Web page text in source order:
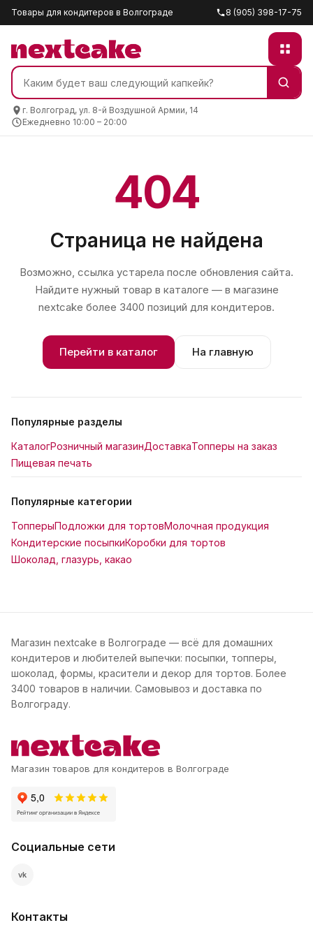
Товары для кондитеров в Волгограде 8 (905) 398-17-75
г. Волгоград, ул. 8-й Воздушной Армии, 14
Ежедневно 10:00 – 20:00
404
Страница не найдена
Возможно, ссылка устарела после обновления сайта.
Найдите нужный товар в каталоге — в магазине
nextcake более 3400 позиций для кондитеров.
Перейти в каталог На главную
Популярные разделы
КаталогРозничный магазинДоставкаТопперы на заказ
Пищевая печать
Популярные категории
ТопперыПодложки для тортовМолочная продукция
Кондитерские посыпкиКоробки для тортов
Шоколад, глазурь, какао
Магазин nextcake в Волгограде — всё для домашних
кондитеров и любителей выпечки: посыпки, топперы,
шоколад, формы, красители и декор для тортов. Более
3400 товаров в наличии. Самовывоз и доставка по
Волгограду.
Магазин товаров для кондитеров в Волгограде
Социальные сети
vk
Контакты